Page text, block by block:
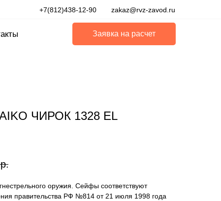
+7(812)438-12-90 zakaz@rvz-zavod.ru
Заявка на расчет
ЧИРОК 1328 EL
р.
оружия. Сейфы соответствуют
правительства РФ №814 от 21 июля 1998 года